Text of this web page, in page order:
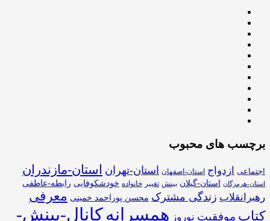
برچسب های محبوب
اجتماعی ازدواج استان-اصفهان استان-تهران استان-مازندران
استان-هرمزگان استان-گیلان بینش تغییر خانواده خودشکوفایی رابطه-عاطفی
رهبرانقلاب زندگی مشترک محسن پوراحمد خمینی معرفی
کتاب موفقیت نوروز همسرانهکانال-بینش-